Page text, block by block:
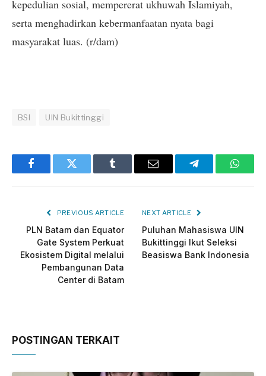
kepedulian sosial, mempererat ukhuwah Islamiyah,
serta menghadirkan kebermanfaatan nyata bagi
masyarakat luas. (r/dam)
BSI UIN Bukittinggi
FacebookTwitter Tumblr Email Telegram
PREVIOUS ARTICLE
PLN Batam dan Equator
Gate System Perkuat
Ekosistem Digital melalui
Pembangunan Data
Center di Batam
NEXT ARTICLE
Puluhan Mahasiswa UIN
Bukittinggi Ikut Seleksi
Beasiswa Bank Indonesia
POSTINGAN TERKAIT